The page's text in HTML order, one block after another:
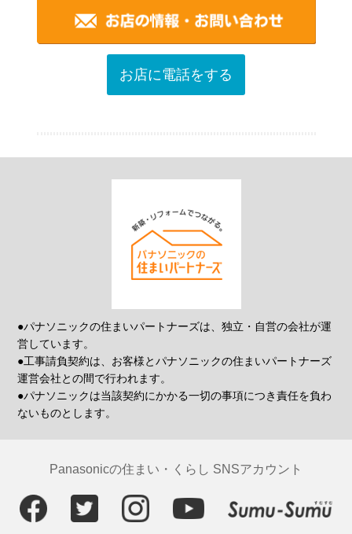
お店に電話をする
●パナソニックの住まいパートナーズは、独立・自営の会社が運
営しています。
●工事請負契約は、お客様とパナソニックの住まいパートナーズ
運営会社との間で行われます。
●パナソニックは当該契約にかかる一切の事項につき責任を負わ
ないものとします。
Panasonicの住まい・くらし SNSアカウント